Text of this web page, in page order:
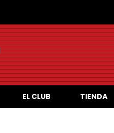
EL CLUB TIENDA